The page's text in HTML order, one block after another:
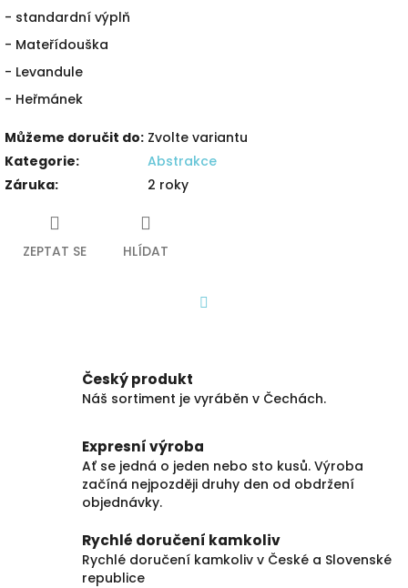
- standardní výplň
- Mateřídouška
- Levandule
- Heřmánek
Můžeme doručit do: Zvolte variantu
Kategorie:
Abstrakce
Záruka: 2 roky
ZEPTAT SE HLÍDAT
Český produkt
Náš sortiment je vyráběn v Čechách.
Expresní výroba
Ať se jedná o jeden nebo sto kusů. Výroba
začíná nejpozději druhy den od obdržení
objednávky.
Rychlé doručení kamkoliv
Rychlé doručení kamkoliv v České a Slovenské
republice